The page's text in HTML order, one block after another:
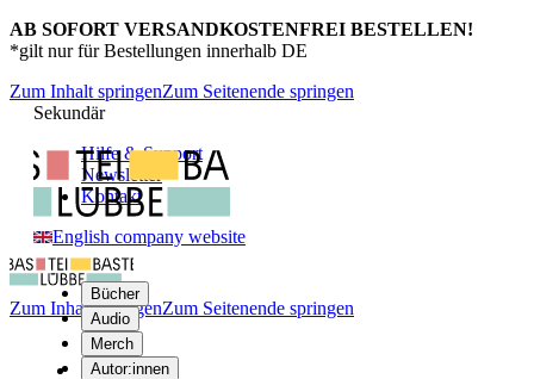
AB SOFORT VERSANDKOSTENFREI BESTELLEN!
*gilt nur für Bestellungen innerhalb DE
Zum Inhalt springenZum Seitenende springen
Sekundär
Hilfe & Support
Newsletter
Kontakt
English company website
Bücher
Audio
Merch
Autor:innen
Zum Inhalt springenZum Seitenende springen